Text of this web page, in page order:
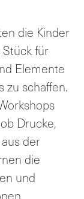
die Kinder
für
Elemente
zu schaffen.
Drucke,
der
die
und